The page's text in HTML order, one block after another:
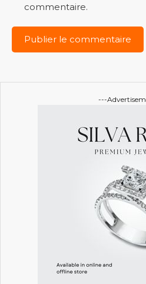
commentaire.
---